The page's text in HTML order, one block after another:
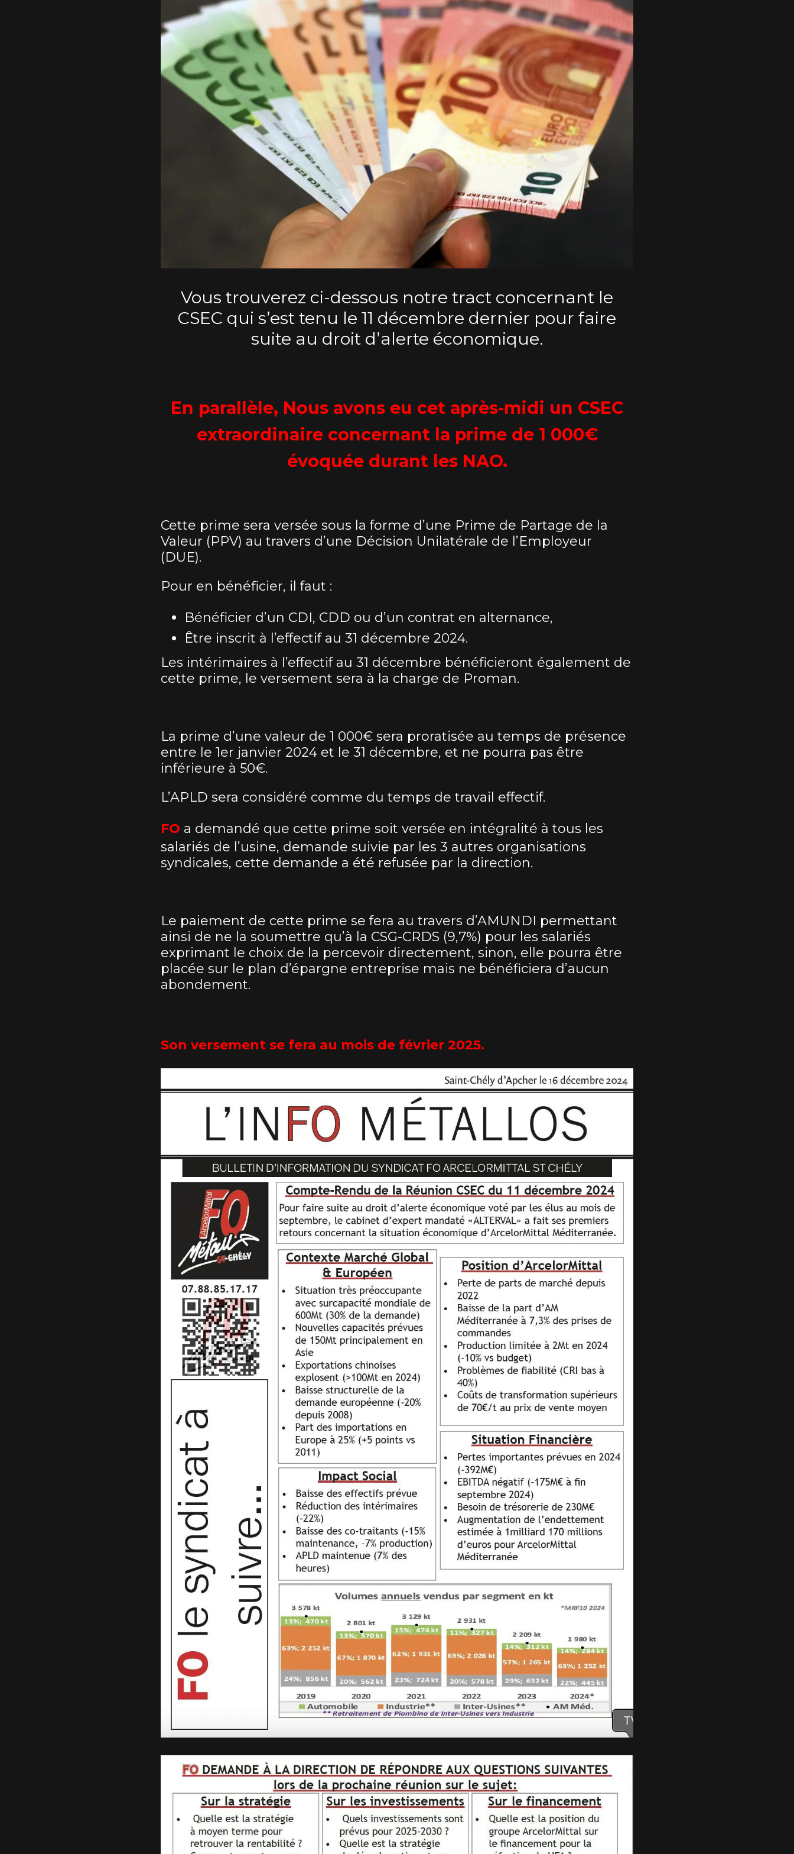
Vous trouverez ci-dessous notre tract concernant le
CSEC qui s’est tenu le 11 décembre dernier pour faire
suite au droit d’alerte économique.
En parallèle, Nous avons eu cet après-midi un CSEC
extraordinaire concernant la prime de 1 000€
évoquée durant les NAO.
Cette prime sera versée sous la forme d’une Prime de Partage de la
Valeur (PPV) au travers d’une Décision Unilatérale de l’Employeur
(DUE).
Pour en bénéficier, il faut :
Bénéficier d’un CDI, CDD ou d’un contrat en alternance,
Être inscrit à l’effectif au 31 décembre 2024.
Les intérimaires à l’effectif au 31 décembre bénéficieront également de
cette prime, le versement sera à la charge de Proman.
La prime d’une valeur de 1 000€ sera proratisée au temps de présence
entre le 1er janvier 2024 et le 31 décembre, et ne pourra pas être
inférieure à 50€.
L’APLD sera considéré comme du temps de travail effectif.
FO a demandé que cette prime soit versée en intégralité à tous les
salariés de l’usine, demande suivie par les 3 autres organisations
syndicales, cette demande a été refusée par la direction.
Le paiement de cette prime se fera au travers d’AMUNDI permettant
ainsi de ne la soumettre qu’à la CSG-CRDS (9,7%) pour les salariés
exprimant le choix de la percevoir directement, sinon, elle pourra être
placée sur le plan d’épargne entreprise mais ne bénéficiera d’aucun
abondement.
Son versement se fera au mois de février 2025.